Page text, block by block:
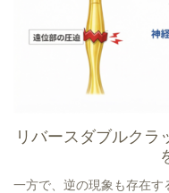
リバースダブルクラ
一方で、逆の現象も存在す